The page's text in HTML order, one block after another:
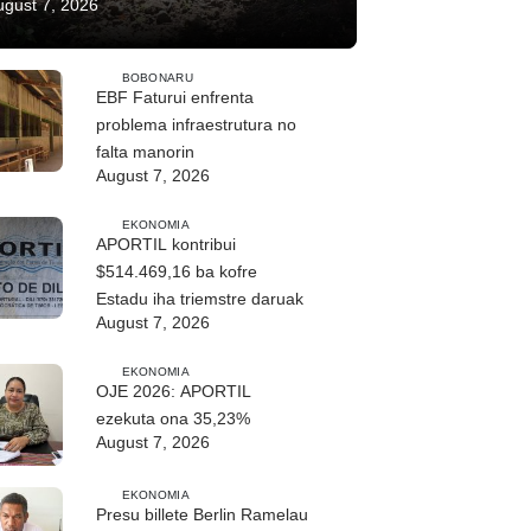
7, 2026
BOBONARU
EBF Faturui enfrenta
problema infraestrutura no
falta manorin
August 7, 2026
EKONOMIA
APORTIL kontribui
$514.469,16 ba kofre
Estadu iha triemstre daruak
August 7, 2026
EKONOMIA
OJE 2026: APORTIL
ezekuta ona 35,23%
August 7, 2026
EKONOMIA
Presu billete Berlin Ramelau